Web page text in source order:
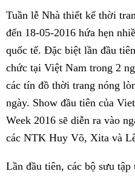
Tuần lễ Nhà thiết kế thời
đến 18-05-2016 hứa hẹn
quốc tế. Đặc biệt lần đầu
chức tại Việt Nam trong 2
các tín đồ thời trang nóng
ngày. Show đầu tiên của
Week 2016 sẽ diễn ra vào
các NTK Huy Võ, Xita và
Lần đầu tiên, các bộ sưu